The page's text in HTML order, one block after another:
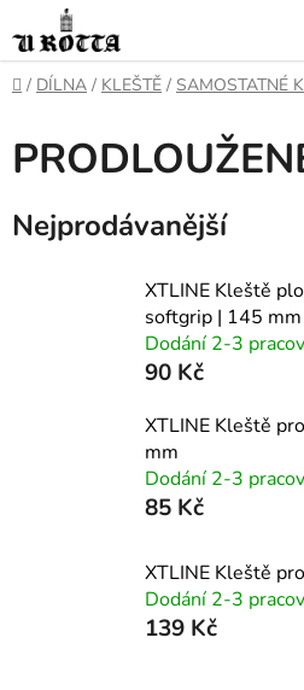
na
obsah
DOMŮ
/ DÍLNA / KLEŠTĚ / SAMOSTATNÉ
Nejprodávanější
XTLINE Kleště
softgrip | 145 mm
Dodání 2-3
90 Kč
XTLINE Kleště
mm
Dodání 2-3
85 Kč
XTLINE Kleště
Dodání 2-3
139 Kč